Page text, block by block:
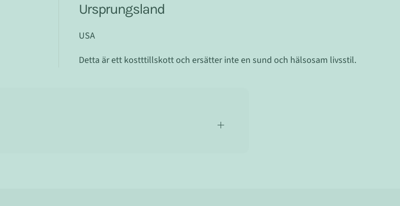
Ursprungsland
USA
Detta är ett kostttillskott och ersätter inte en sund och hälsosam livsstil.